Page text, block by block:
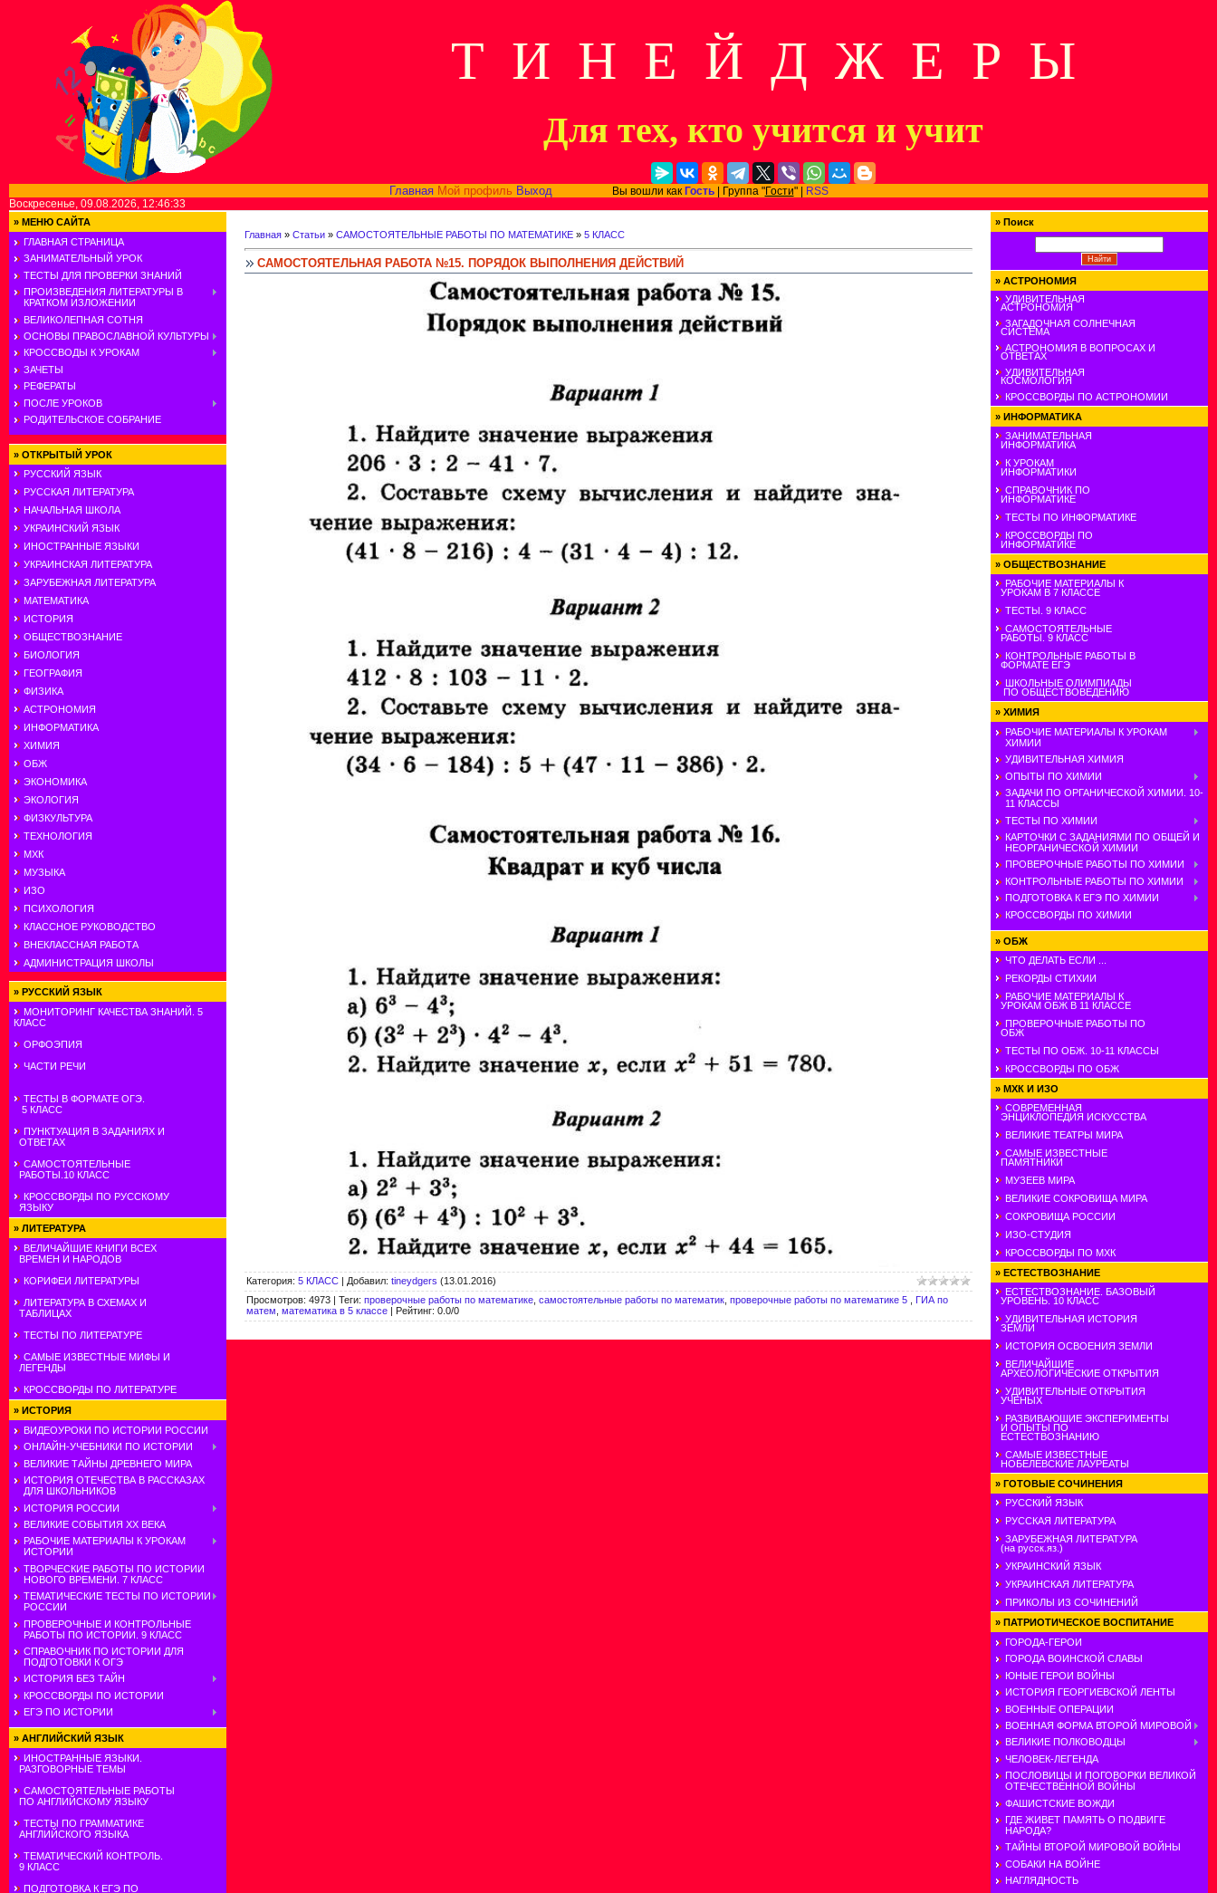
Т И Н Е Й Д Ж Е Р Ы
Для тех, кто учится и учит
Главная Мой профиль ВыходВы вошли как Гость| Группа "Гости" |
RSS
Воскресенье, 09.08.2026, 12:46:33
» МЕНЮ САЙТА
ГЛАВНАЯ СТРАНИЦА
ЗАНИМАТЕЛЬНЫЙ УРОК
ТЕСТЫ ДЛЯ ПРОВЕРКИ ЗНАНИЙ
ПРОИЗВЕДЕНИЯ ЛИТЕРАТУРЫ В
КРАТКОМ ИЗЛОЖЕНИИ
ВЕЛИКОЛЕПНАЯ СОТНЯ
ОСНОВЫ ПРАВОСЛАВНОЙ КУЛЬТУРЫ
КРОССВОДЫ К УРОКАМ
ЗАЧЕТЫ
РЕФЕРАТЫ
ПОСЛЕ УРОКОВ
РОДИТЕЛЬСКОЕ СОБРАНИЕ
» ОТКРЫТЫЙ УРОК
РУССКИЙ ЯЗЫК
РУССКАЯ ЛИТЕРАТУРА
НАЧАЛЬНАЯ ШКОЛА
УКРАИНСКИЙ ЯЗЫК
ИНОСТРАННЫЕ ЯЗЫКИ
УКРАИНСКАЯ ЛИТЕРАТУРА
ЗАРУБЕЖНАЯ ЛИТЕРАТУРА
МАТЕМАТИКА
ИСТОРИЯ
ОБЩЕСТВОЗНАНИЕ
БИОЛОГИЯ
ГЕОГРАФИЯ
ФИЗИКА
АСТРОНОМИЯ
ИНФОРМАТИКА
ХИМИЯ
ОБЖ
ЭКОНОМИКА
ЭКОЛОГИЯ
ФИЗКУЛЬТУРА
ТЕХНОЛОГИЯ
МХК
МУЗЫКА
ИЗО
ПСИХОЛОГИЯ
КЛАССНОЕ РУКОВОДСТВО
ВНЕКЛАССНАЯ РАБОТА
АДМИНИСТРАЦИЯ ШКОЛЫ
» РУССКИЙ ЯЗЫК
МОНИТОРИНГ КАЧЕСТВА ЗНАНИЙ. 5
КЛАСС
ОРФОЭПИЯ
ЧАСТИ РЕЧИ
ТЕСТЫ В ФОРМАТЕ ОГЭ.
5 КЛАСС
ПУНКТУАЦИЯ В ЗАДАНИЯХ И
ОТВЕТАХ
САМОСТОЯТЕЛЬНЫЕ
РАБОТЫ.10 КЛАСС
КРОССВОРДЫ ПО РУССКОМУ
ЯЗЫКУ
» ЛИТЕРАТУРА
ВЕЛИЧАЙШИЕ КНИГИ ВСЕХ
ВРЕМЕН И НАРОДОВ
КОРИФЕИ ЛИТЕРАТУРЫ
ЛИТЕРАТУРА В СХЕМАХ И
ТАБЛИЦАХ
ТЕСТЫ ПО ЛИТЕРАТУРЕ
САМЫЕ ИЗВЕСТНЫЕ МИФЫ И
ЛЕГЕНДЫ
КРОССВОРДЫ ПО ЛИТЕРАТУРЕ
» ИСТОРИЯ
ВИДЕОУРОКИ ПО ИСТОРИИ РОССИИ
ОНЛАЙН-УЧЕБНИКИ ПО ИСТОРИИ
ВЕЛИКИЕ ТАЙНЫ ДРЕВНЕГО МИРА
ИСТОРИЯ ОТЕЧЕСТВА В РАССКАЗАХ
ДЛЯ ШКОЛЬНИКОВ
ИСТОРИЯ РОССИИ
ВЕЛИКИЕ СОБЫТИЯ ХХ ВЕКА
РАБОЧИЕ МАТЕРИАЛЫ К УРОКАМ
ИСТОРИИ
ТВОРЧЕСКИЕ РАБОТЫ ПО ИСТОРИИ
НОВОГО ВРЕМЕНИ. 7 КЛАСС
ТЕМАТИЧЕСКИЕ ТЕСТЫ ПО ИСТОРИИ
РОССИИ
ПРОВЕРОЧНЫЕ И КОНТРОЛЬНЫЕ
РАБОТЫ ПО ИСТОРИИ. 9 КЛАСС
СПРАВОЧНИК ПО ИСТОРИИ ДЛЯ
ПОДГОТОВКИ К ОГЭ
ИСТОРИЯ БЕЗ ТАЙН
КРОССВОРДЫ ПО ИСТОРИИ
ЕГЭ ПО ИСТОРИИ
» АНГЛИЙСКИЙ ЯЗЫК
ИНОСТРАННЫЕ ЯЗЫКИ.
РАЗГОВОРНЫЕ ТЕМЫ
САМОСТОЯТЕЛЬНЫЕ РАБОТЫ
ПО АНГЛИЙСКОМУ ЯЗЫКУ
ТЕСТЫ ПО ГРАММАТИКЕ
АНГЛИЙСКОГО ЯЗЫКА
ТЕМАТИЧЕСКИЙ КОНТРОЛЬ.
9 КЛАСС
ПОДГОТОВКА К ЕГЭ ПО
Главная » Статьи » САМОСТОЯТЕЛЬНЫЕ РАБОТЫ ПО МАТЕМАТИКЕ » 5 КЛАСС
САМОСТОЯТЕЛЬНАЯ РАБОТА №15. ПОРЯДОК ВЫПОЛНЕНИЯ ДЕЙСТВИЙ
Категория: 5 КЛАСС | Добавил: tineydgers (13.01.2016)
Просмотров: 4973 | Теги: проверочные работы по математике самостоятельные работы по математик проверочные работы по математике 5
ГИА по
матем математика в 5 классе | Рейтинг: 0.0/0
» Поиск
» АСТРОНОМИЯ
УДИВИТЕЛЬНАЯ
АСТРОНОМИЯ
ЗАГАДОЧНАЯ СОЛНЕЧНАЯ
СИСТЕМА
АСТРОНОМИЯ В ВОПРОСАХ И
ОТВЕТАХ
УДИВИТЕЛЬНАЯ
КОСМОЛОГИЯ
КРОССВОРДЫ ПО АСТРОНОМИИ
» ИНФОРМАТИКА
ЗАНИМАТЕЛЬНАЯ
ИНФОРМАТИКА
К УРОКАМ
ИНФОРМАТИКИ
СПРАВОЧНИК ПО
ИНФОРМАТИКЕ
ТЕСТЫ ПО ИНФОРМАТИКЕ
КРОССВОРДЫ ПО
ИНФОРМАТИКЕ
» ОБЩЕСТВОЗНАНИЕ
РАБОЧИЕ МАТЕРИАЛЫ К
УРОКАМ В 7 КЛАССЕ
ТЕСТЫ. 9 КЛАСС
САМОСТОЯТЕЛЬНЫЕ
РАБОТЫ. 9 КЛАСС
КОНТРОЛЬНЫЕ РАБОТЫ В
ФОРМАТЕ ЕГЭ
ШКОЛЬНЫЕ ОЛИМПИАДЫ
ПО ОБЩЕСТВОВЕДЕНИЮ
» ХИМИЯ
РАБОЧИЕ МАТЕРИАЛЫ К УРОКАМ
ХИМИИ
УДИВИТЕЛЬНАЯ ХИМИЯ
ОПЫТЫ ПО ХИМИИ
ЗАДАЧИ ПО ОРГАНИЧЕСКОЙ ХИМИИ. 10-
11 КЛАССЫ
ТЕСТЫ ПО ХИМИИ
КАРТОЧКИ С ЗАДАНИЯМИ ПО ОБЩЕЙ И
НЕОРГАНИЧЕСКОЙ ХИМИИ
ПРОВЕРОЧНЫЕ РАБОТЫ ПО ХИМИИ
КОНТРОЛЬНЫЕ РАБОТЫ ПО ХИМИИ
ПОДГОТОВКА К ЕГЭ ПО ХИМИИ
КРОССВОРДЫ ПО ХИМИИ
» ОБЖ
ЧТО ДЕЛАТЬ ЕСЛИ ...
РЕКОРДЫ СТИХИИ
РАБОЧИЕ МАТЕРИАЛЫ К
УРОКАМ ОБЖ В 11 КЛАССЕ
ПРОВЕРОЧНЫЕ РАБОТЫ ПО
ОБЖ
ТЕСТЫ ПО ОБЖ. 10-11 КЛАССЫ
КРОССВОРДЫ ПО ОБЖ
» МХК И ИЗО
СОВРЕМЕННАЯ
ЭНЦИКЛОПЕДИЯ ИСКУССТВА
ВЕЛИКИЕ ТЕАТРЫ МИРА
САМЫЕ ИЗВЕСТНЫЕ
ПАМЯТНИКИ
МУЗЕЕВ МИРА
ВЕЛИКИЕ СОКРОВИЩА МИРА
СОКРОВИЩА РОССИИ
ИЗО-СТУДИЯ
КРОССВОРДЫ ПО МХК
» ЕСТЕСТВОЗНАНИЕ
ЕСТЕСТВОЗНАНИЕ. БАЗОВЫЙ
УРОВЕНЬ. 10 КЛАСС
УДИВИТЕЛЬНАЯ ИСТОРИЯ
ЗЕМЛИ
ИСТОРИЯ ОСВОЕНИЯ ЗЕМЛИ
ВЕЛИЧАЙШИЕ
АРХЕОЛОГИЧЕСКИЕ ОТКРЫТИЯ
УДИВИТЕЛЬНЫЕ ОТКРЫТИЯ
УЧЕНЫХ
РАЗВИВАЮШИЕ ЭКСПЕРИМЕНТЫ
И ОПЫТЫ ПО
ЕСТЕСТВОЗНАНИЮ
САМЫЕ ИЗВЕСТНЫЕ
НОБЕЛЕВСКИЕ ЛАУРЕАТЫ
» ГОТОВЫЕ СОЧИНЕНИЯ
РУССКИЙ ЯЗЫК
РУССКАЯ ЛИТЕРАТУРА
ЗАРУБЕЖНАЯ ЛИТЕРАТУРА
(на русск.яз.)
УКРАИНСКИЙ ЯЗЫК
УКРАИНСКАЯ ЛИТЕРАТУРА
ПРИКОЛЫ ИЗ СОЧИНЕНИЙ
» ПАТРИОТИЧЕСКОЕ ВОСПИТАНИЕ
ГОРОДА-ГЕРОИ
ГОРОДА ВОИНСКОЙ СЛАВЫ
ЮНЫЕ ГЕРОИ ВОЙНЫ
ИСТОРИЯ ГЕОРГИЕВСКОЙ ЛЕНТЫ
ВОЕННЫЕ ОПЕРАЦИИ
ВОЕННАЯ ФОРМА ВТОРОЙ МИРОВОЙ
ВЕЛИКИЕ ПОЛКОВОДЦЫ
ЧЕЛОВЕК-ЛЕГЕНДА
ПОСЛОВИЦЫ И ПОГОВОРКИ ВЕЛИКОЙ
ОТЕЧЕСТВЕННОЙ ВОЙНЫ
ФАШИСТСКИЕ ВОЖДИ
ГДЕ ЖИВЕТ ПАМЯТЬ О ПОДВИГЕ
НАРОДА?
ТАЙНЫ ВТОРОЙ МИРОВОЙ ВОЙНЫ
СОБАКИ НА ВОЙНЕ
НАГЛЯДНОСТЬ